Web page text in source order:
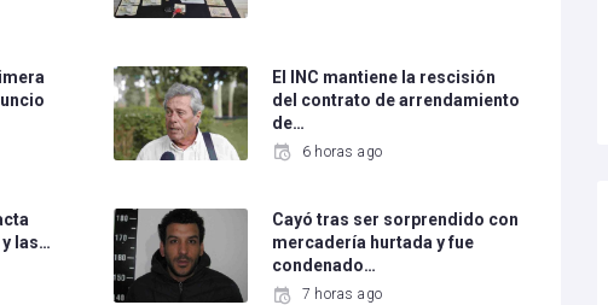
El INC mantiene la rescisión
del contrato de arrendamiento
de…
6 horas ago
las…
Cayó tras ser sorprendido con
mercadería hurtada y fue
condenado…
7 horas ago